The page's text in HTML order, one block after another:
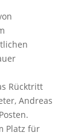
Rücktritt
Andreas
Platz für